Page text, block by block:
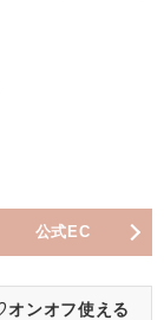
公式EC
ンオフ使える